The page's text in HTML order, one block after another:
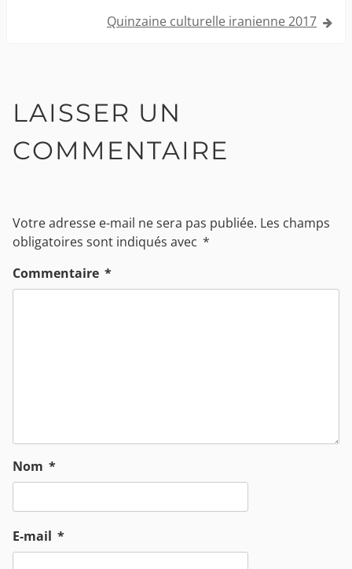
Quinzaine culturelle iranienne 2017
LAISSER UN
COMMENTAIRE
Votre adresse e-mail ne sera pas publiée. Les champs
obligatoires sont indiqués avec *
Commentaire *
Nom *
E-mail *